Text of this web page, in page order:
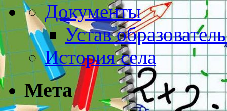
Документы
Устав
История села
Мета